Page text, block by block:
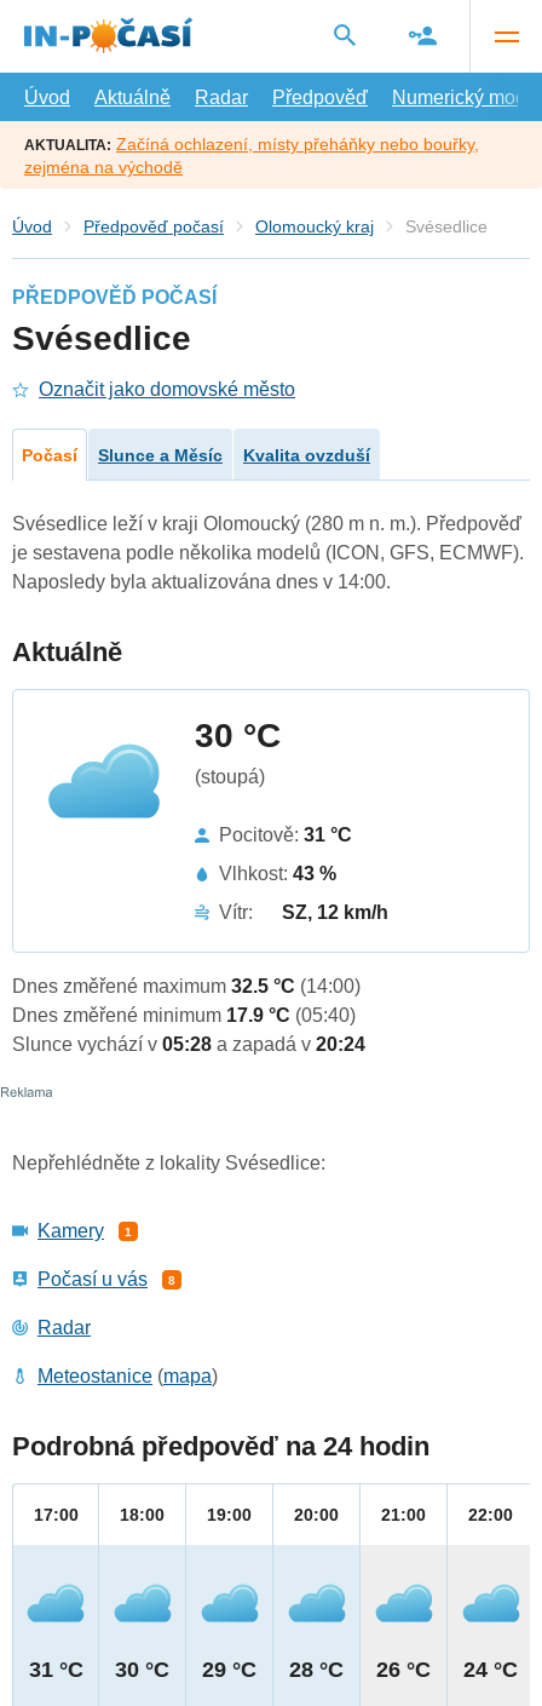
hlavní
Úvod
Aktuálně Radar Předpověď Numerický model
AKTUALITA: Začíná ochlazení, místy přeháňky nebo bouřky,
zejména na východě
Úvod Předpověď počasí Olomoucký kraj Svésedlice
PŘEDPOVĚĎ POČASÍ
Svésedlice
Označit jako domovské město
Počasí Slunce a Měsíc Kvalita ovzduší
Svésedlice leží v kraji Olomoucký (280 m n. m.). Předpověď
je sestavena podle několika modelů (ICON, GFS, ECMWF).
Naposledy byla aktualizována dnes v 14:00.
Aktuálně
30 °C
(stoupá)
Pocitově: 31 °C
Vlhkost: 43 %
Vítr:
SZ, 12 km/h
Dnes změřené maximum 32.5 °C (14:00)
Dnes změřené minimum 17.9 °C (05:40)
Slunce vychází v 05:28 a zapadá v 20:24
Nepřehlédněte z lokality Svésedlice:
Kamery 1
Počasí u vás 8
Radar
Meteostanice (mapa)
Podrobná předpověď na 24 hodin
17:00
31 °C
18:00
30 °C
19:00
29 °C
20:00
28 °C
21:00
26 °C
22:00
24 °C